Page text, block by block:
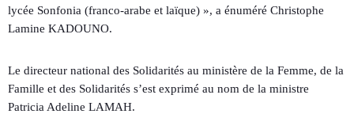
lycée Sonfonia (franco-arabe et laïque) », a énuméré Christophe
Lamine KADOUNO.
Le directeur national des Solidarités au ministère de la Femme, de la
Famille et des Solidarités s’est exprimé au nom de la ministre
Patricia Adeline LAMAH.